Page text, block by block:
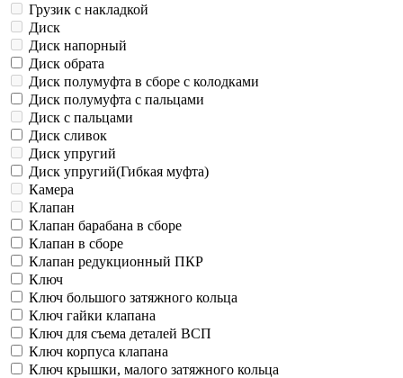
Грузик с накладкой
Диск
Диск напорный
Диск обрата
Диск полумуфта в сборе с колодками
Диск полумуфта с пальцами
Диск с пальцами
Диск сливок
Диск упругий
Диск упругий(Гибкая муфта)
Камера
Клапан
Клапан барабана в сборе
Клапан в сборе
Клапан редукционный ПКР
Ключ
Ключ большого затяжного кольца
Ключ гайки клапана
Ключ для съема деталей ВСП
Ключ корпуса клапана
Ключ крышки, малого затяжного кольца